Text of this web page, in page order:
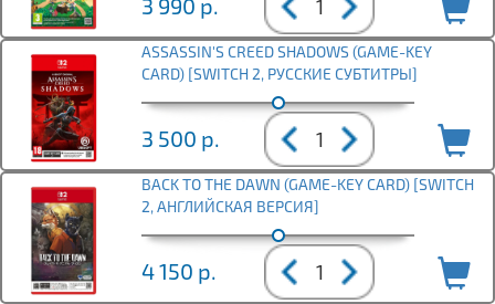
3 990 р.
ASSASSIN'S CREED SHADOWS (GAME-KEY
CARD) [SWITCH 2, РУССКИЕ СУБТИТРЫ]
3 500 р.
BACK TO THE DAWN (GAME-KEY CARD) [SWITCH
2, АНГЛИЙСКАЯ ВЕРСИЯ]
4 150 р.